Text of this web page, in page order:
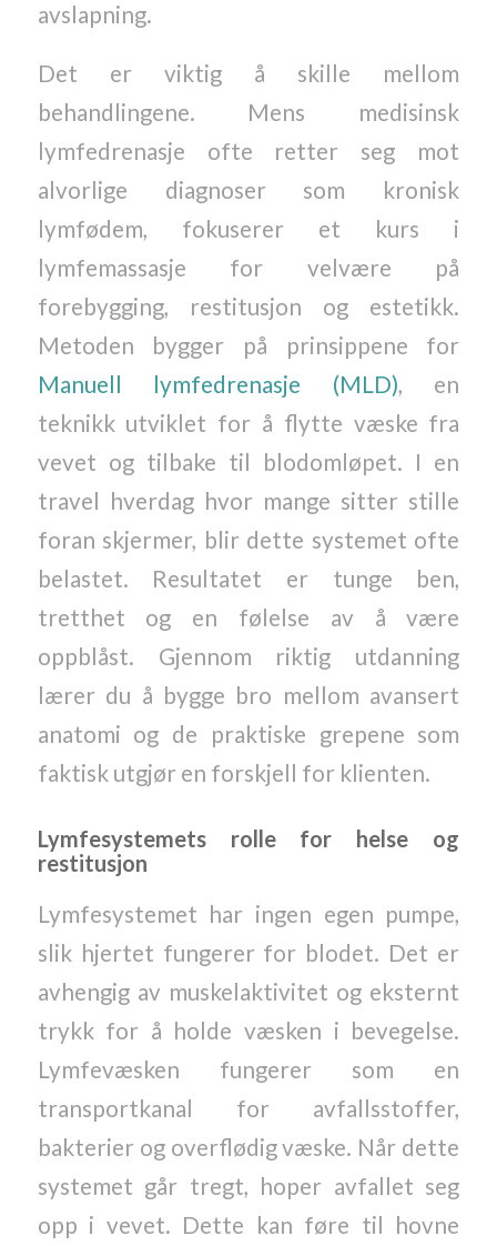
avslapning.
Det er viktig å skille mellom
behandlingene. Mens medisinsk
lymfedrenasje ofte retter seg mot
alvorlige diagnoser som kronisk
lymfødem, fokuserer et kurs i
lymfemassasje for velvære på
forebygging, restitusjon og estetikk.
Metoden bygger på prinsippene for
Manuell lymfedrenasje (MLD), en
teknikk utviklet for å flytte væske fra
vevet og tilbake til blodomløpet. I en
travel hverdag hvor mange sitter stille
foran skjermer, blir dette systemet ofte
belastet. Resultatet er tunge ben,
tretthet og en følelse av å være
oppblåst. Gjennom riktig utdanning
lærer du å bygge bro mellom avansert
anatomi og de praktiske grepene som
faktisk utgjør en forskjell for klienten.
Lymfesystemets rolle for helse og
restitusjon
Lymfesystemet har ingen egen pumpe,
slik hjertet fungerer for blodet. Det er
avhengig av muskelaktivitet og eksternt
trykk for å holde væsken i bevegelse.
Lymfevæsken fungerer som en
transportkanal for avfallsstoffer,
bakterier og overflødig væske. Når dette
systemet går tregt, hoper avfallet seg
opp i vevet. Dette kan føre til hovne